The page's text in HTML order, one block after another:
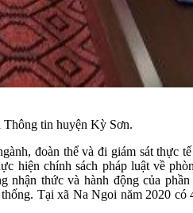
Thông tin huyện Kỳ Sơn.
đoàn thể và đi giám sát thực
hiện chính sách pháp luật về
thức và hành động của
Tại xã Na Ngoi năm 2020 có